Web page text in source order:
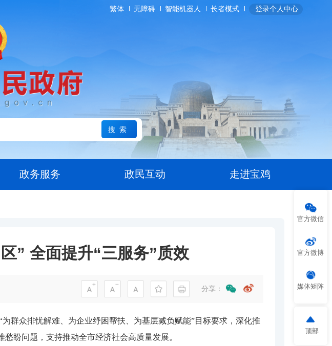
繁体 无障碍 智能机器人 长者模式 登录个人中心
搜索
政务服务 政民互动 走进宝鸡
官方微信
官方微博
媒体矩阵
顶部
” 全面提升“三服务”质效
分享：
群众排忧解难、为企业纾困帮扶、为基层减负赋能”目标要求，深化推
盼问题，支持推动全市经济社会高质量发展。